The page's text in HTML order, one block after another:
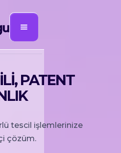
PATENT
tescil işlemlerinize
çözüm.